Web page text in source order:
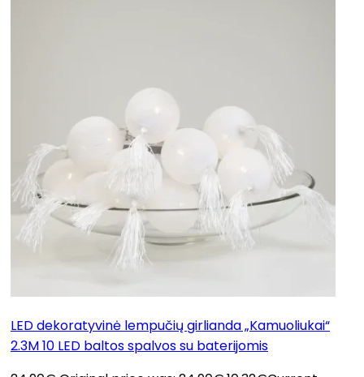
LED dekoratyvinė lempučių girlianda „Kamuoliukai“
2.3M 10 LED baltos spalvos su baterijomis